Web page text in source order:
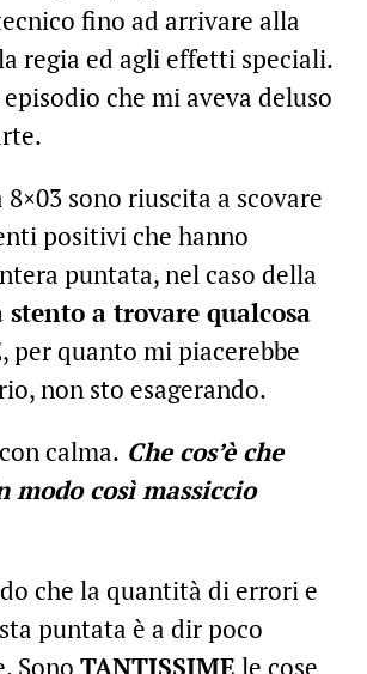
fino ad arrivare alla
regia ed agli effetti speciali.
che mi aveva deluso
8×03 sono riuscita a scovare
positivi che hanno
puntata, nel caso della
stento a trovare qualcosa
per quanto mi piacerebbe
non sto esagerando.
calma. Che cos’è che
modo così massiccio
che la quantità di errori e
puntata è a dir poco
Sono TANTISSIME le cose